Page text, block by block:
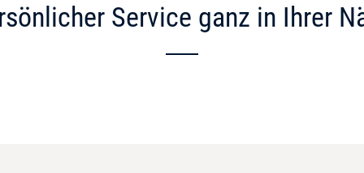
Service ganz in Ihrer